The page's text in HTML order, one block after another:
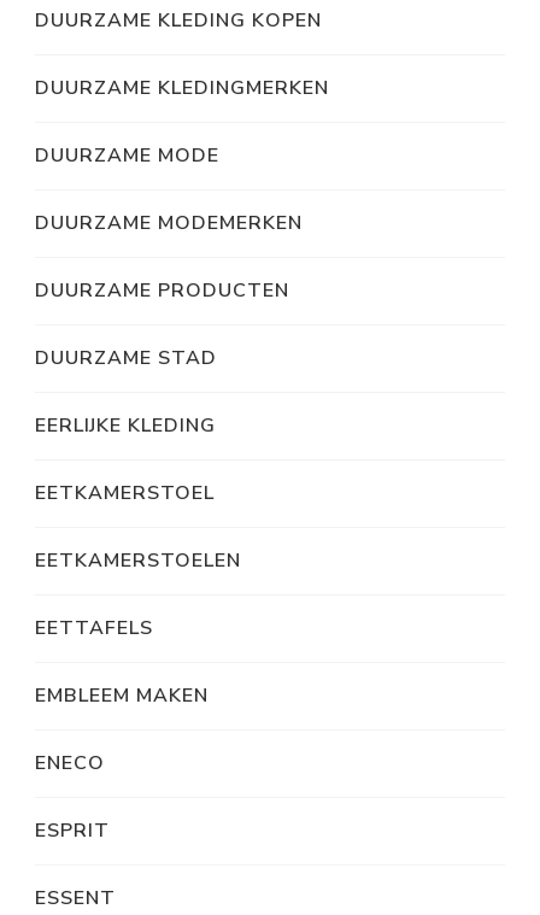
DUURZAME KLEDING KOPEN
DUURZAME KLEDINGMERKEN
DUURZAME MODE
DUURZAME MODEMERKEN
DUURZAME PRODUCTEN
DUURZAME STAD
EERLIJKE KLEDING
EETKAMERSTOEL
EETKAMERSTOELEN
EETTAFELS
EMBLEEM MAKEN
ENECO
ESPRIT
ESSENT